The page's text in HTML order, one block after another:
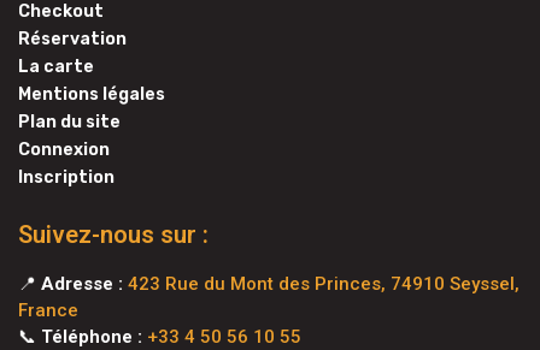
Checkout
Réservation
La carte
Mentions légales
Plan du site
Connexion
Inscription
Suivez-nous sur :
📍 Adresse : 423 Rue du Mont des Princes, 74910 Seyssel,
France
📞 Téléphone : +33 4 50 56 10 55